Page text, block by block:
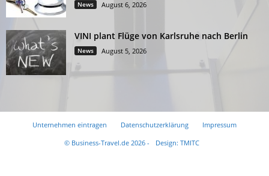
News August 6, 2026
VINI plant Flüge von Karlsruhe nach Berlin
News August 5, 2026
Unternehmen eintragen Datenschutzerklärung
Impressum
© Business-Travel.de 2026 -
Design: TMITC